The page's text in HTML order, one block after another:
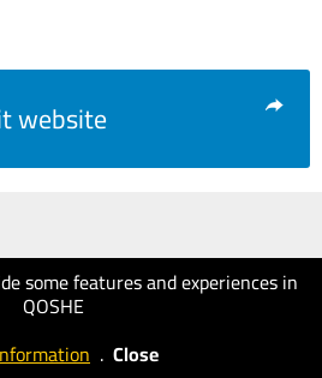
some features and experiences in
QOSHE
. Close
website